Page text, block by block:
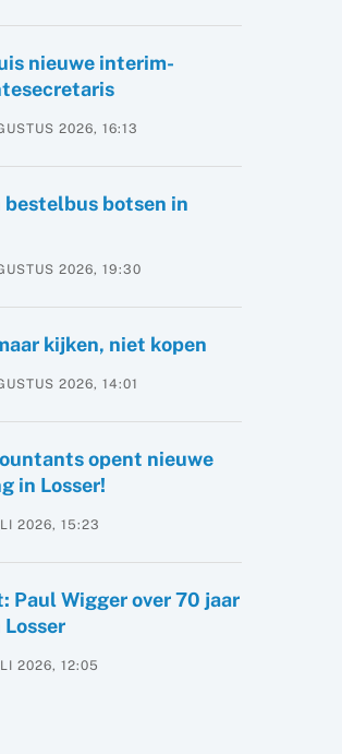
nieuwe interim-
2026, 16:13
bestelbus botsen in
2026, 19:30
kijken, niet kopen
2026, 14:01
opent nieuwe
in Losser!
2026, 15:23
Paul Wigger over 70 jaar
Losser
2026, 12:05